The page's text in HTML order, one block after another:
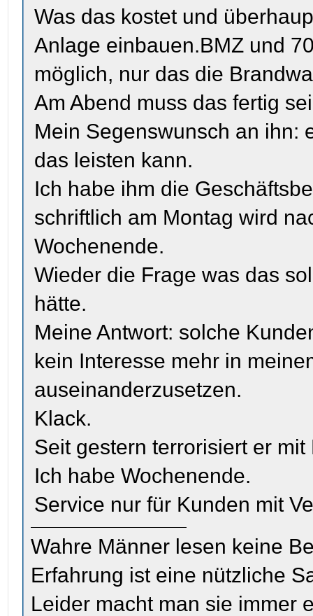
Was das kostet und
Anlage einbauen.BMZ und
möglich, nur das die
Am Abend muss das fertig
Mein Segenswunsch an ihn:
das leisten kann.
Ich habe ihm die
schriftlich am Montag wird
Wochenende.
Wieder die Frage was das
hätte.
Meine Antwort: solche
kein Interesse mehr in
auseinanderzusetzen.
Klack.
Seit gestern terrorisiert er mit
Ich habe Wochenende.
Service nur für Kunden mit
Wahre Männer lesen keine
Erfahrung ist eine nützliche
Leider macht man sie immer